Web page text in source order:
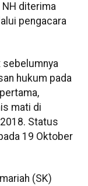
diterima
pengacara
hukum pada
mati di
Status
19 Oktober
(SK)